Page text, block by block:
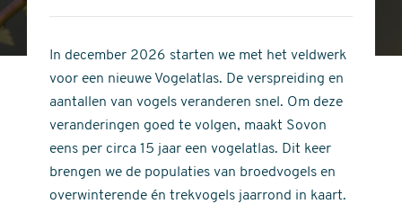
stars
of
stars
In december 2026 starten we met het veldwerk
voor een nieuwe Vogelatlas. De verspreiding en
aantallen van vogels veranderen snel. Om deze
veranderingen goed te volgen, maakt Sovon
eens per circa 15 jaar een vogelatlas. Dit keer
brengen we de populaties van broedvogels en
overwinterende én trekvogels jaarrond in kaart.